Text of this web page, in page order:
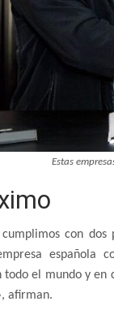
Estas
con
española
todo el mundo y en
afirman.